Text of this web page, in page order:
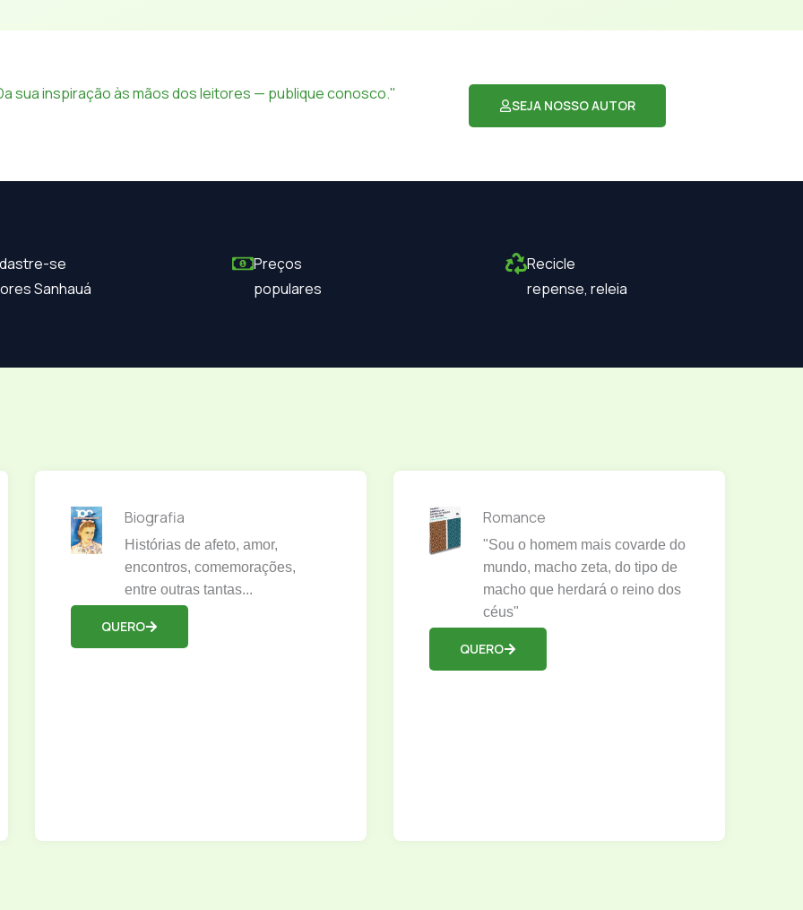
sua inspiração às mãos dos leitores — publique conosco."
SEJA NOSSO AUTOR
se
Sanhauá
Preços
populares
Recicle
repense, releia
Biografia
Histórias de afeto, amor,
encontros, comemorações,
entre outras tantas...
QUERO
Romance
"Sou o homem mais covarde do
mundo, macho zeta, do tipo de
macho que herdará o reino dos
céus"
QUERO